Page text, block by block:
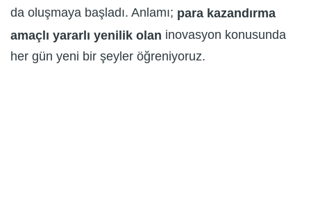
da oluşmaya başladı. Anlamı; para kazandırma
amaçlı yararlı yenilik olan inovasyon konusunda
her gün yeni bir şeyler öğreniyoruz.